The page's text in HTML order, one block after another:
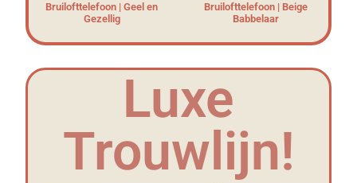
Bruilofttelefoon | Geel en
Gezellig
Bruilofttelefoon | Beige
Babbelaar
Luxe
Trouwlijn!